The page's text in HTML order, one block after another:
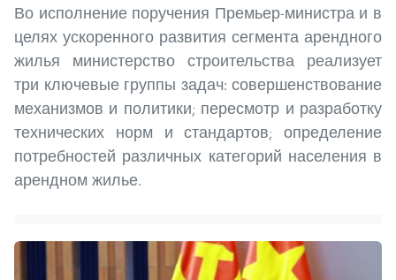
Во исполнение поручения Премьер-министра и в
целях ускоренного развития сегмента арендного
жилья министерство строительства реализует
три ключевые группы задач: совершенствование
механизмов и политики; пересмотр и разработку
технических норм и стандартов; определение
потребностей различных категорий населения в
арендном жилье.